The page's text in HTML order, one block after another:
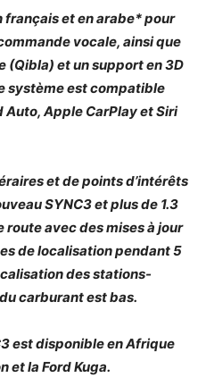
français et en arabe* pour
vocale, ainsi que
(Qibla) et un support en 3D
système est compatible
Apple CarPlay et Siri
et de points d’intérêts
SYNC3 et plus de 1.3
avec des mises à jour
de localisation pendant 5
des stations-
carburant est bas.
est disponible en Afrique
et la Ford Kuga.